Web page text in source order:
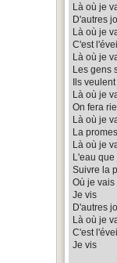
Là où je
D'autres
Là où je
C'est
Là où je
Les gens
Ils
Là où je
On fera
Là où je
La
Là où je
L'eau
Suivre la
Où je vais
Je vis
D'autres
Là où je
C'est
Je vis